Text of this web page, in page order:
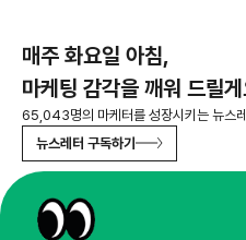
매주 화요일 아침,
마케팅 감각을 깨워 드릴
65,043명의 마케터를 성장시키는 뉴스
뉴스레터 구독하기